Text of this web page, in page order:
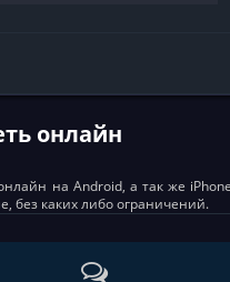
онлайн
на Android, а так же
без каких либо ограничений.